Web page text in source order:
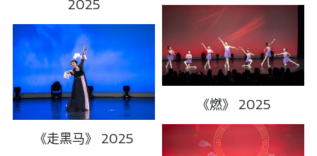
2025
《走黑马》 2025
《燃》 2025